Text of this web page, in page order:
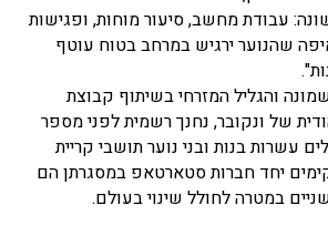
עבודת מחשב, סיעור מוחות, ופגישות
שהנוער ירגיש במרחב בטוח עוטף
והגליל המזרחי בשיתוף קבוצת
של ונקובר, נחנך רשמית לפני מספר
עשרות בנות ובני נוער תושבי קריית
יחד חברות סטארטאפ במסגרתן הם
במטרה לחולל שינוי בעולם.